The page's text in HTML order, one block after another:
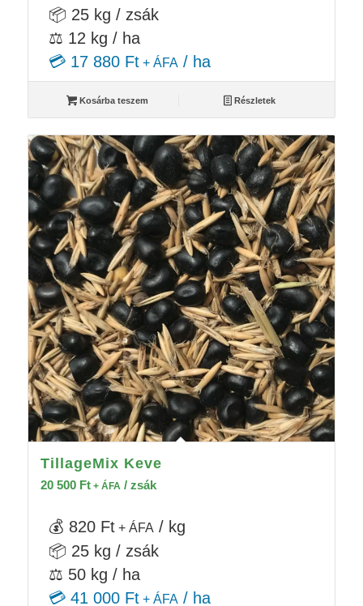
📦 25 kg / zsák
⚖️ 12 kg / ha
💳 17 880 Ft+ ÁFA/ ha
Kosárba teszem Részletek
TillageMix Keve
20 500 Ft+ ÁFA/ zsák
💰 820 Ft+ ÁFA/ kg
📦 25 kg / zsák
⚖️ 50 kg / ha
💳 41 000 Ft+ ÁFA/ ha